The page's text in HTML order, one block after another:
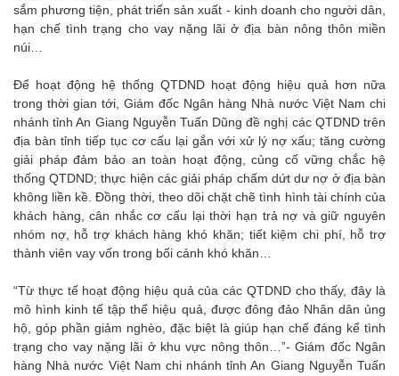
sắm phương tiện, phát triển sản xuất - kinh doanh cho người dân,
hạn chế tình trạng cho vay nặng lãi ở địa bàn nông thôn miền
núi…
Để hoạt động hệ thống QTDND hoạt động hiệu quả hơn nữa
trong thời gian tới, Giám đốc Ngân hàng Nhà nước Việt Nam chi
nhánh tỉnh An Giang Nguyễn Tuấn Dũng đề nghị các QTDND trên
địa bàn tỉnh tiếp tục cơ cấu lại gắn với xử lý nợ xấu; tăng cường
giải pháp đảm bảo an toàn hoạt động, củng cố vững chắc hệ
thống QTDND; thực hiện các giải pháp chấm dứt dư nợ ở địa bàn
không liền kề. Đồng thời, theo dõi chặt chẽ tình hình tài chính của
khách hàng, cân nhắc cơ cấu lại thời hạn trả nợ và giữ nguyên
nhóm nợ, hỗ trợ khách hàng khó khăn; tiết kiệm chi phí, hỗ trợ
thành viên vay vốn trong bối cảnh khó khăn…
“Từ thực tế hoạt động hiệu quả của các QTDND cho thấy, đây là
mô hình kinh tế tập thể hiệu quả, được đông đảo Nhân dân ủng
hộ, góp phần giảm nghèo, đặc biệt là giúp hạn chế đáng kể tình
trạng cho vay nặng lãi ở khu vực nông thôn…”- Giám đốc Ngân
hàng Nhà nước Việt Nam chi nhánh tỉnh An Giang Nguyễn Tuấn